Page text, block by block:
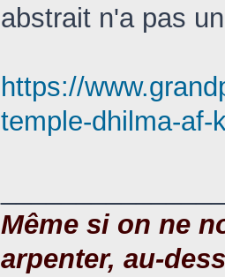
abstrait n'a pas
https://
temple-dhilma-af-
Même si on ne
arpenter, au-